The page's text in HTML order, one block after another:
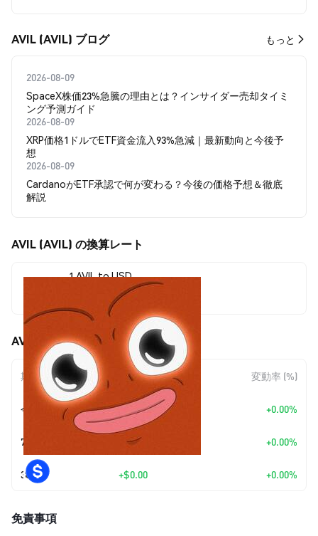
AVIL (AVIL) ブログ もっと
2026-08-09
SpaceX株価23%急騰の理由とは？インサイダー売却タイミ
ング予測ガイド
2026-08-09
XRP価格1ドルでETF資金流入93%急減｜最新動向と今後予
想
2026-08-09
CardanoがETF承認で何が変わる？今後の価格予想＆徹底
解説
AVIL (AVIL) の換算レート
1 AVIL to USD
$0.00005678
AVIL (AVIL) の価格変動
期間 金額変動 変動率 (%)
今日 +$0.00 +0.00%
7日 $0.00 +0.00%
30日 +$0.00 +0.00%
免責事項